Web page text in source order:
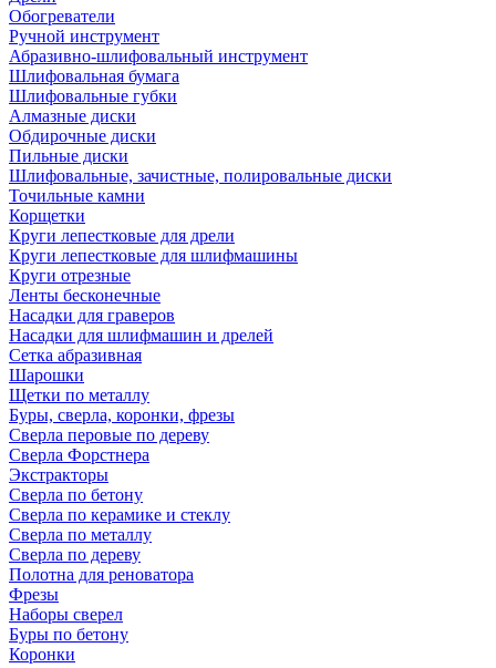
Обогреватели
Ручной инструмент
Абразивно-шлифовальный инструмент
Шлифовальная бумага
Шлифовальные губки
Алмазные диски
Обдирочные диски
Пильные диски
Шлифовальные, зачистные, полировальные диски
Точильные камни
Корщетки
Круги лепестковые для дрели
Круги лепестковые для шлифмашины
Круги отрезные
Ленты бесконечные
Насадки для граверов
Насадки для шлифмашин и дрелей
Сетка абразивная
Шарошки
Щетки по металлу
Буры, сверла, коронки, фрезы
Сверла перовые по дереву
Сверла Форстнера
Экстракторы
Сверла по бетону
Сверла по керамике и стеклу
Сверла по металлу
Сверла по дереву
Полотна для реноватора
Фрезы
Наборы сверел
Буры по бетону
Коронки